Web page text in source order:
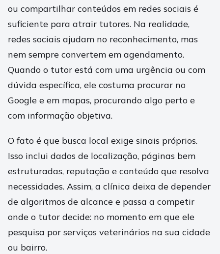
ou compartilhar conteúdos em redes sociais é
suficiente para atrair tutores. Na realidade,
redes sociais ajudam no reconhecimento, mas
nem sempre convertem em agendamento.
Quando o tutor está com uma urgência ou com
dúvida específica, ele costuma procurar no
Google e em mapas, procurando algo perto e
com informação objetiva.
O fato é que busca local exige sinais próprios.
Isso inclui dados de localização, páginas bem
estruturadas, reputação e conteúdo que resolva
necessidades. Assim, a clínica deixa de depender
de algoritmos de alcance e passa a competir
onde o tutor decide: no momento em que ele
pesquisa por serviços veterinários na sua cidade
ou bairro.